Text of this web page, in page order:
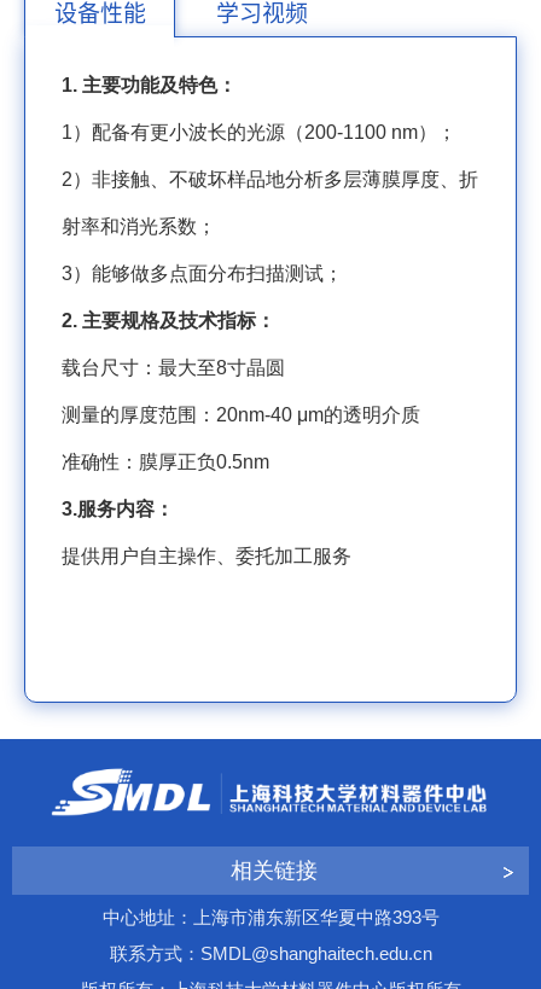
设备性能 学习视频
1. 主要功能及特色：
1）配备有更小波长的光源（200-1100 nm）；
2）非接触、不破坏样品地分析多层薄膜厚度、折
射率和消光系数；
3）能够做多点面分布扫描测试；
2. 主要规格及技术指标：
载台尺寸：最大至8寸晶圆
测量的厚度范围： 20nm-40 μm的透明介质
准确性：膜厚正负0.5nm
3.服务内容：
提供用户自主操作、委托加工服务
相关链接
中心地址：上海市浦东新区华夏中路393号
联系方式：SMDL@shanghaitech.edu.cn